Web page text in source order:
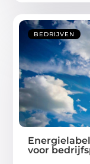
BEDRIJVEN
voor